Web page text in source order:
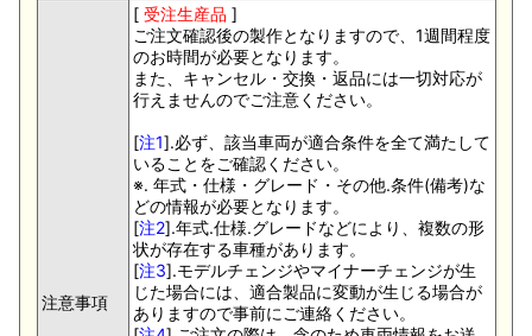
注意事項
[ 受注生産品 ]
ご注文確認後の製作となりますので、1週間程度
のお時間が必要となります。
また、キャンセル・交換・返品には一切対応が
行えませんのでご注意ください。
[注1].必ず、該当車両が適合条件を全て満たして
いることをご確認ください。
※. 年式・仕様・グレード・その他.条件(備考)な
どの情報が必要となります。
[注2].年式.仕様.グレードなどにより、複数の形
状が存在する車種があります。
[注3].モデルチェンジやマイナーチェンジが生
じた場合には、適合製品に変動が生じる場合が
ありますので事前にご連絡ください。